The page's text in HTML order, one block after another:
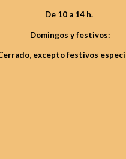
De 10 a 14 h.
Domingos y festivos:
excepto festivos